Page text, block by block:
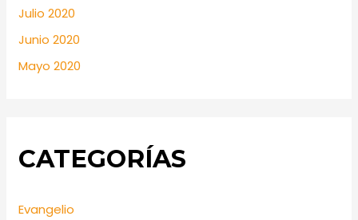
Julio 2020
Junio 2020
Mayo 2020
CATEGORÍAS
Evangelio